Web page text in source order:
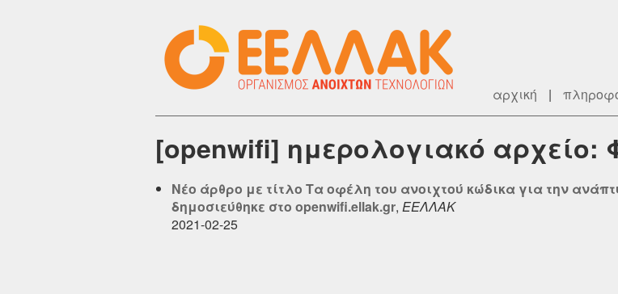
αρχική |
[openwifi] ημερολογιακό αρχείο:
Νέο άρθρο με τίτλο Τα οφέλη του ανοιχτού κώδικα για την
δημοσιεύθηκε στο openwifi.ellak.gr, ΕΕΛΛΑΚ
2021-02-25